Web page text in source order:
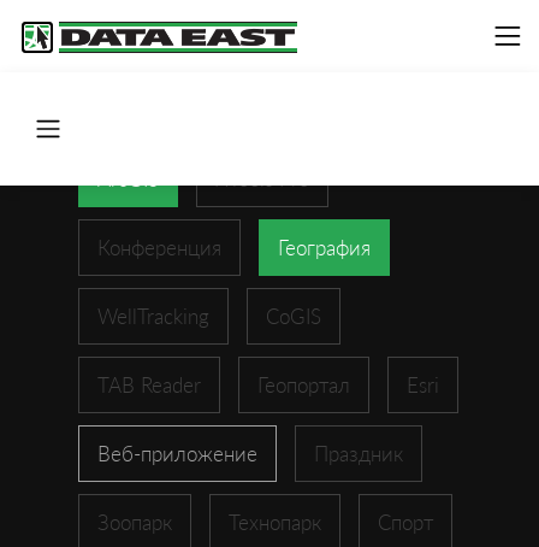
Конференция География
WellTracking CoGIS
TAB Reader Геопортал Esri
Веб-приложение Праздник
Зоопарк Технопарк Спорт